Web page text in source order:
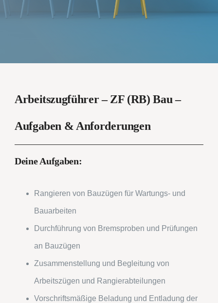
Arbeitszugführer – ZF (RB) Bau –
Aufgaben & Anforderungen
Deine Aufgaben:
Rangieren von Bauzügen für Wartungs- und
Bauarbeiten
Durchführung von Bremsproben und Prüfungen
an Bauzügen
Zusammenstellung und Begleitung von
Arbeitszügen und Rangierabteilungen
Vorschriftsmäßige Beladung und Entladung der